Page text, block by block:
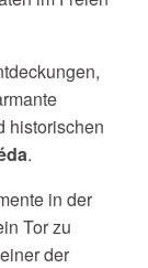
historischen
.
in der
Tor zu
der